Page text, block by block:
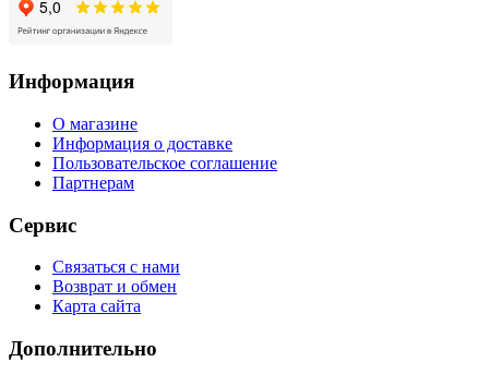
Информация
О магазине
Информация о доставке
Пользовательское соглашение
Партнерам
Сервис
Связаться с нами
Возврат и обмен
Карта сайта
Дополнительно